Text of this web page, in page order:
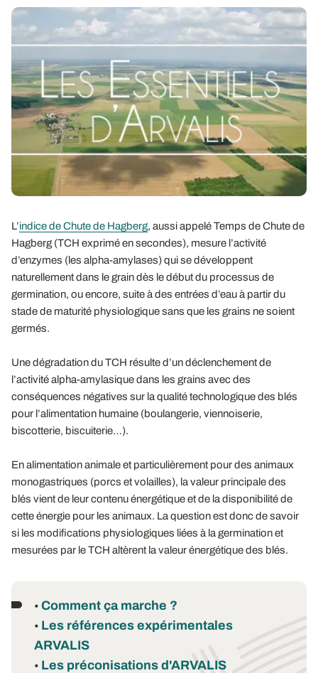
L’indice de Chute de Hagberg, aussi appelé Temps de Chute de
Hagberg (TCH exprimé en secondes), mesure l’activité
d’enzymes (les alpha-amylases) qui se développent
naturellement dans le grain dès le début du processus de
germination, ou encore, suite à des entrées d’eau à partir du
stade de maturité physiologique sans que les grains ne soient
germés.
Une dégradation du TCH résulte d’un déclenchement de
l’activité alpha-amylasique dans les grains avec des
conséquences négatives sur la qualité technologique des blés
pour l’alimentation humaine (boulangerie, viennoiserie,
biscotterie, biscuiterie…).
En alimentation animale et particulièrement pour des animaux
monogastriques (porcs et volailles), la valeur principale des
blés vient de leur contenu énergétique et de la disponibilité de
cette énergie pour les animaux. La question est donc de savoir
si les modifications physiologiques liées à la germination et
mesurées par le TCH altèrent la valeur énergétique des blés.
• Comment ça marche ?
• Les références expérimentales
ARVALIS
• Les préconisations d'ARVALIS